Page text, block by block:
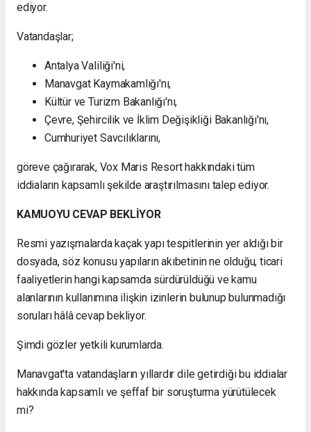
ediyor.
Vatandaşlar;
Antalya Valiliği'ni,
Manavgat Kaymakamlığı'nı,
Kültür ve Turizm Bakanlığı'nı,
Çevre, Şehircilik ve İklim Değişikliği Bakanlığı'nı,
Cumhuriyet Savcılıklarını,
göreve çağırarak, Vox Maris Resort hakkındaki tüm
iddiaların kapsamlı şekilde araştırılmasını talep ediyor.
KAMUOYU CEVAP BEKLİYOR
Resmi yazışmalarda kaçak yapı tespitlerinin yer aldığı bir
dosyada, söz konusu yapıların akıbetinin ne olduğu, ticari
faaliyetlerin hangi kapsamda sürdürüldüğü ve kamu
alanlarının kullanımına ilişkin izinlerin bulunup bulunmadığı
soruları hâlâ cevap bekliyor.
Şimdi gözler yetkili kurumlarda.
Manavgat'ta vatandaşların yıllardır dile getirdiği bu iddialar
hakkında kapsamlı ve şeffaf bir soruşturma yürütülecek
mi?